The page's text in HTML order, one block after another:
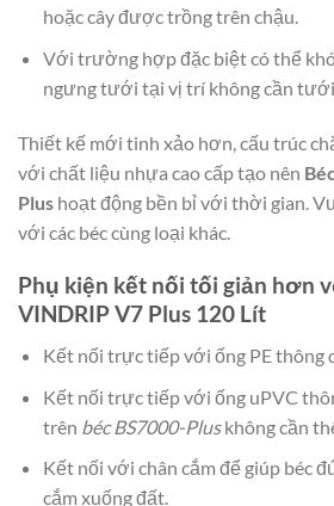
hoặc cây được trồng trên chậu.
Với trường hợp đặc biệt có thể
ngưng tưới tại vị trí không cần
Thiết kế mới tinh xảo hơn, cấu trúc
với chất liệu nhựa cao cấp tạo nên
Plus hoạt động bền bỉ với thời gian.
với các béc cùng loại khác.
Phụ kiện kết nối tối giản hơn
VINDRIP V7 Plus 120 Lít
Kết nối trực tiếp với ống PE thông
Kết nối trực tiếp với ống uPVC
trên béc BS7000-Pluskhông cần
Kết nối với chân cắm để giúp béc
cắm xuống đất.